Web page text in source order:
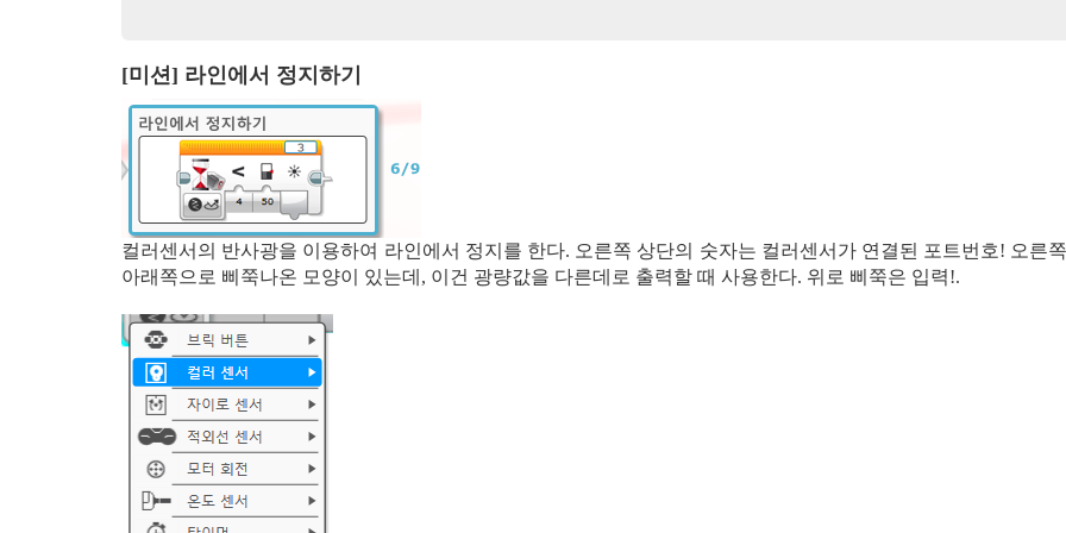
[미션] 라인에서 정지하기
컬러센서의 반사광을 이용하여 라인에서 정지를 한다. 오른쪽 상단의 숫자는 컬러센서가 연결된 포트번호! 오른
아래쪽으로 삐쭉나온 모양이 있는데, 이건 광량값을 다른데로 출력할 때 사용한다. 위로 삐쭉은 입력!.